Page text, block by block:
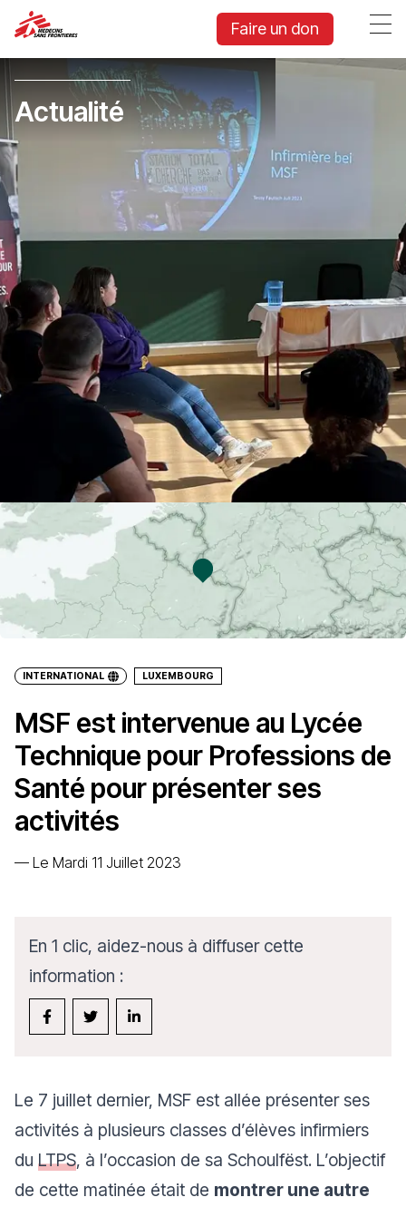
Faire un don
Actualité
INTERNATIONAL LUXEMBOURG
MSF est intervenue au Lycée
Technique pour Professions de
Santé pour présenter ses
activités
— Le Mardi 11 Juillet 2023
En 1 clic, aidez-nous à diffuser cette
information :
Le 7 juillet dernier, MSF est allée présenter ses
activités à plusieurs classes d’élèves infirmiers
du LTPS, à l’occasion de sa Schoulfëst. L’objectif
de cette matinée était de montrer une autre